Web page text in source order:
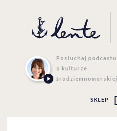
Posłuchaj podcastu
o kulturze
śródziemnomorskiej
SKLEP